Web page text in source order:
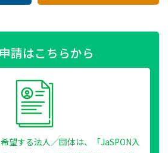
請はこちらから
望する法人／団体は、「JaSPON入